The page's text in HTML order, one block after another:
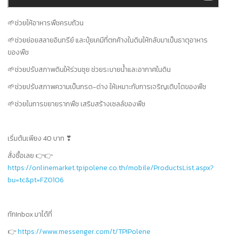
🌱ช่วยให้อาหารพืชครบถ้วน
🌱ช่วยย่อยสลายอินทรีย์ และปุ๋ยเคมีที่ตกค้างในดินให้กลับมาเป็นธาตุอาหาร
ของพืช
🌱ช่วยปรับสภาพดินให้ร่วนซุย ช่วยระบายน้ำและอากาศในดิน
🌱ช่วยปรับสภาพความเป็นกรด-ด่าง ให้เหมาะกับการเจริญเติบโตของพืช
🌱ช่วยในการขยายรากพืช เสริมสร้างเซลล์ของพืช
เริ่มต้นเพียง 40 บาท ❣
สั่งซื้อเลย 👉👉
https://onlinemarket.tpipolene.co.th/mobile/ProductsList.aspx?
bu=tc&pt=FZ0106
ทักInbox มาได้ที่
👉https://www.messenger.com/t/TPIPolene